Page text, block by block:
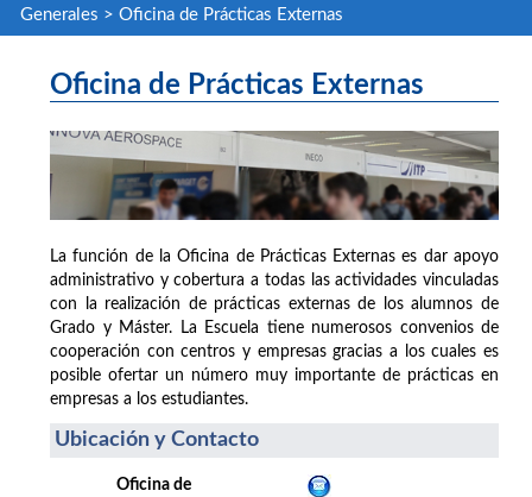
Generales > Oficina de Prácticas Externas
Oficina de Prácticas Externas
La función de la Oficina de Prácticas Externas es dar apoyo
administrativo y cobertura a todas las actividades vinculadas
con la realización de prácticas externas de los alumnos de
Grado y Máster. La Escuela tiene numerosos convenios de
cooperación con centros y empresas gracias a los cuales es
posible ofertar un número muy importante de prácticas en
empresas a los estudiantes.
Ubicación y Contacto
Oficina de